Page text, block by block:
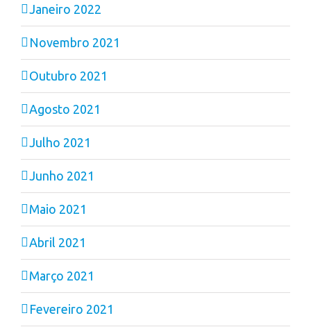
Janeiro 2022
Novembro 2021
Outubro 2021
Agosto 2021
Julho 2021
Junho 2021
Maio 2021
Abril 2021
Março 2021
Fevereiro 2021